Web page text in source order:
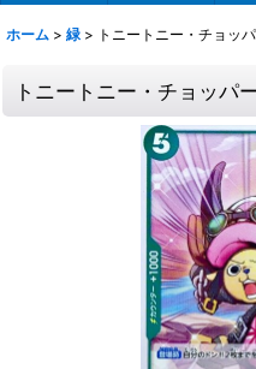
ホーム > 緑 > トニートニー・チョッ
トニートニー・チョッ